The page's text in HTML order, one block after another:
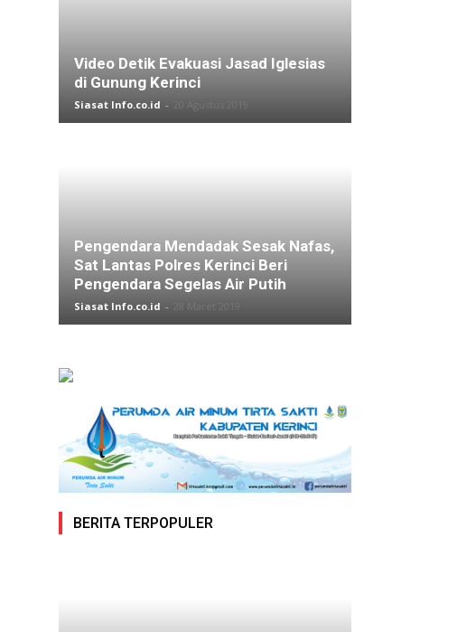
Video Detik Evakuasi Jasad Iglesias
di Gunung Kerinci
Siasat Info.co.id - 20 Agustus 2019
Pengendara Mendadak Sesak Nafas,
Sat Lantas Polres Kerinci Beri
Pengendara Segelas Air Putih
Siasat Info.co.id -
BERITA TERPOPULER